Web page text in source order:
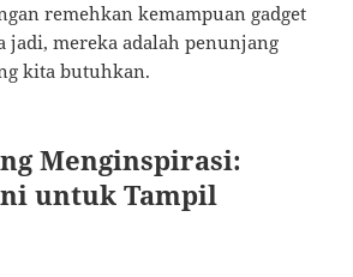
remehkan kemampuan gadget
jadi, mereka adalah penunjang
kita butuhkan.
Menginspirasi:
untuk Tampil